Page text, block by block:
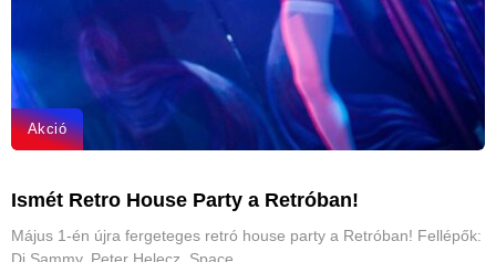
Akció
Ismét Retro House Party a Retróban!
Május 1-én újra fergeteges retró house party a Retróban! Fellépők:
Dj Sammy, Peter Helecz, Space...